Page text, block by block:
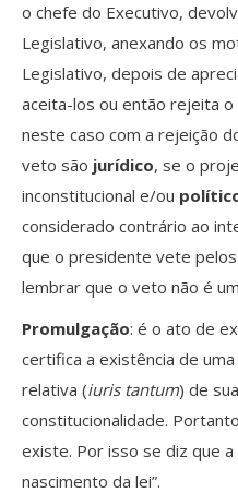
o chefe do Executivo,
Legislativo, anexando os
Legislativo, depois de
aceita-los ou então rejeita
neste caso com a rejeição
veto são jurídico, se o
inconstitucional e/ou
considerado contrário ao
que o presidente vete
lembrar que o veto não é
Promulgação: é o ato de
certifica a existência de
relativa (iuris tantum) de
constitucionalidade.
existe. Por isso se diz que
nascimento da lei”.